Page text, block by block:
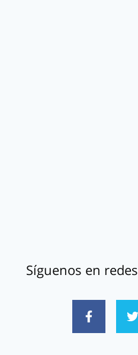
Síguenos en redes